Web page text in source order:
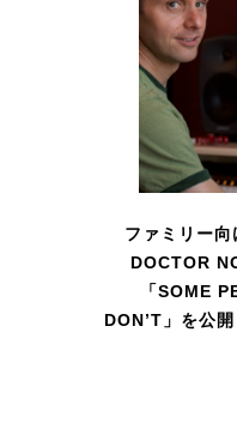
ファミリー向
DOCTOR
「SOME
DON’T」を公